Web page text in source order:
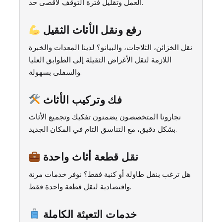
العمل وتقليل فترة التوقف لأقصى حد.
رفع ونقل الأثاث الثقيل
نقل الخزائن، الثلاجات، والبيانو؟ لدينا المعدات والخبرة
اللازمة لنقل الأغراض الثقيلة إلى الطوابق العليا
والسفلى بسهولة.
فك وتركيب الأثاث
نجارونا المتخصصون يضمنون تفكيك وتجميع الأثاث
بشكل دقيق، مع التناسق التام في المكان الجديد.
نقل قطعة أثاث واحدة
هل ترغب بنقل طاولة أو كنبة فقط؟ نوفر خدمات مرنة
واقتصادية لنقل قطعة واحدة فقط.
خدمات التعبئة الكاملة